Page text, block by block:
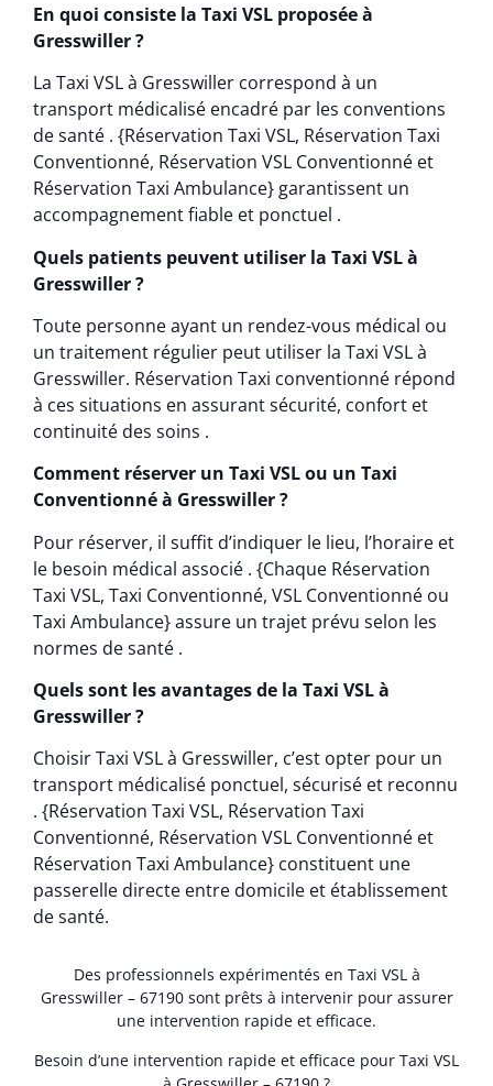
En quoi consiste la Taxi VSL proposée à
Gresswiller ?
La Taxi VSL à Gresswiller correspond à un
transport médicalisé encadré par les conventions
de santé . {Réservation Taxi VSL, Réservation Taxi
Conventionné, Réservation VSL Conventionné et
Réservation Taxi Ambulance} garantissent un
accompagnement fiable et ponctuel .
Quels patients peuvent utiliser la Taxi VSL à
Gresswiller ?
Toute personne ayant un rendez-vous médical ou
un traitement régulier peut utiliser la Taxi VSL à
Gresswiller. Réservation Taxi conventionné répond
à ces situations en assurant sécurité, confort et
continuité des soins .
Comment réserver un Taxi VSL ou un Taxi
Conventionné à Gresswiller ?
Pour réserver, il suffit d’indiquer le lieu, l’horaire et
le besoin médical associé . {Chaque Réservation
Taxi VSL, Taxi Conventionné, VSL Conventionné ou
Taxi Ambulance} assure un trajet prévu selon les
normes de santé .
Quels sont les avantages de la Taxi VSL à
Gresswiller ?
Choisir Taxi VSL à Gresswiller, c’est opter pour un
transport médicalisé ponctuel, sécurisé et reconnu
. {Réservation Taxi VSL, Réservation Taxi
Conventionné, Réservation VSL Conventionné et
Réservation Taxi Ambulance} constituent une
passerelle directe entre domicile et établissement
de santé.
Des professionnels expérimentés en Taxi VSL à
Gresswiller – 67190 sont prêts à intervenir pour assurer
une intervention rapide et efficace.
Besoin d’une intervention rapide et efficace pour Taxi VSL